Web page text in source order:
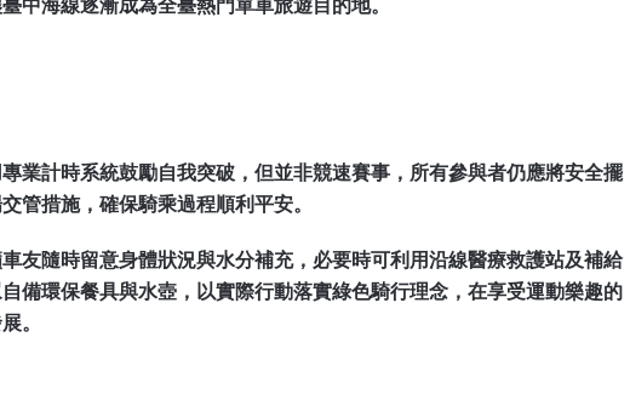
中海線逐漸成為全臺熱門單車旅遊目的地。
業計時系統鼓勵自我突破，但並非競速賽事，所有參與者仍應將安全擺
管措施，確保騎乘過程順利平安。
友隨時留意身體狀況與水分補充，必要時可利用沿線醫療救護站及補給
備環保餐具與水壺，以實際行動落實綠色騎行理念，在享受運動樂趣的
。